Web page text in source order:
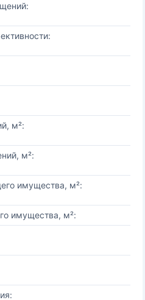
м²:
м²:
имущества, м²:
имущества, м²: